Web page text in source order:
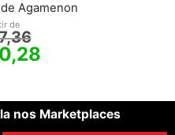
Agamenon
de
nos Marketplaces